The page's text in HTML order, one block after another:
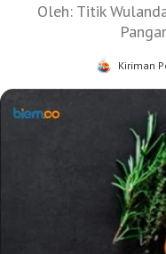
Oleh: Titik
Kiriman